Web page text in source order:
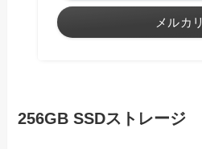
メルカリ
256GB SSDストレージ